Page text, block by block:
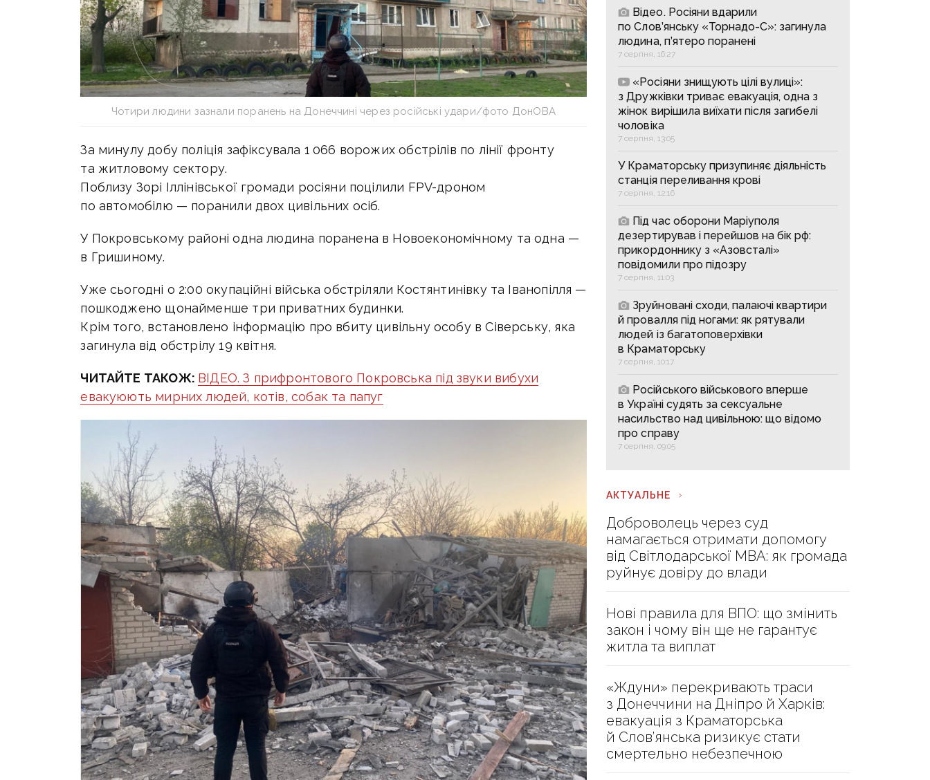
Чотири людини зазнали поранень на Донеччині через російські удари/фото ДонОВА
За минулу добу поліція зафіксувала 1 066 ворожих обстрілів по лінії фронту
та житловому сектору.
Поблизу Зорі Іллінівської громади росіяни поцілили FPV-дроном
по автомобілю — поранили двох цивільних осіб.
У Покровському районі одна людина поранена в Новоекономічному та одна —
в Гришиному.
Уже сьогодні о 2:00 окупаційні війська обстріляли Костянтинівку та Іванопілля —
пошкоджено щонайменше три приватних будинки.
Крім того, встановлено інформацію про вбиту цивільну особу в Сіверську, яка
загинула від обстрілу 19 квітня.
ЧИТАЙТЕ ТАКОЖ: ВІДЕО. З прифронтового Покровська під звуки вибухи
евакуюють мирних людей, котів, собак та папуг
Відео. Росіяни вдарили
по Слов’янську «Торнадо-С»: загинула
людина, п’ятеро поранені
7 серпня, 16:27
«Росіяни знищують цілі вулиці»:
з Дружківки триває евакуація, одна з
жінок вирішила виїхати після загибелі
чоловіка
7 серпня, 13:05
У Краматорську призупиняє діяльність
станція переливання крові
7 серпня, 12:16
Під час оборони Маріуполя
дезертирував і перейшов на бік рф:
прикордоннику з «Азовсталі»
повідомили про підозру
7 серпня, 11:03
Зруйновані сходи, палаючі квартири
й провалля під ногами: як рятували
людей із багатоповерхівки
в Краматорську
7 серпня, 10:17
Російського військового вперше
в Україні судять за сексуальне
насильство над цивільною: що відомо
про справу
7 серпня, 09:05
АКТУАЛЬНЕ
Доброволець через суд
намагається отримати допомогу
від Світлодарської МВА: як громада
руйнує довіру до влади
Нові правила для ВПО: що змінить
закон і чому він ще не гарантує
житла та виплат
«Ждуни» перекривають траси
з Донеччини на Дніпро й Харків:
евакуація з Краматорська
й Слов’янська ризикує стати
смертельно небезпечною